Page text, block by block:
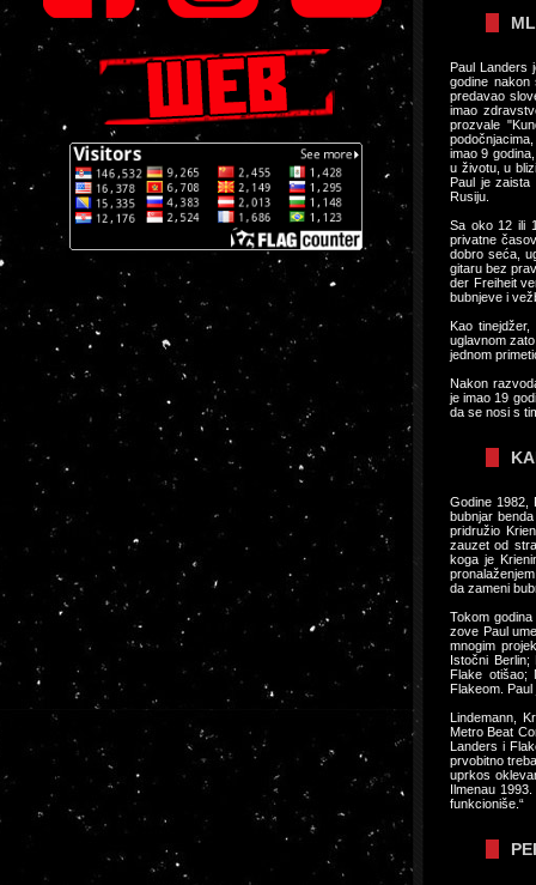
Paul Landers
godine nakon
predavao
imao
prozvale
imao 9
u životu, u
Paul je
Rusiju.
Sa oko 12 ili
privatne
dobro seća,
gitaru bez
der Freiheit
bubnjeve i
Kao
uglavnom
jednom
Nakon
je imao 19
da se nosi s
Godine 1982,
bubnjar
pridružio
zauzet od
koga je
da zameni
Tokom
zove Paul
mnogim
Istočni
Flake otišao;
Flakeom.
Lindemann,
Metro Beat
Landers i
prvobitno
uprkos
Ilmenau
funkcioniše.“